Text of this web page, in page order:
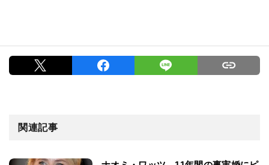
関連記事